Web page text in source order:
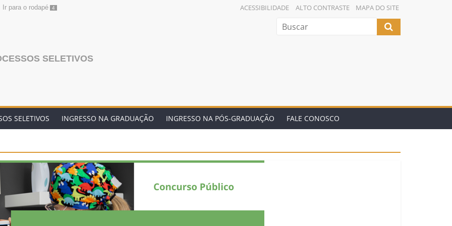
Ir para o rodapé 4 ACESSIBILIDADE ALTO CONTRASTE MAPA DO SITE
SELETIVOS
SELETIVOS INGRESSO NA GRADUAÇÃO INGRESSO NA PÓS-GRADUAÇÃO FALE CONOSCO